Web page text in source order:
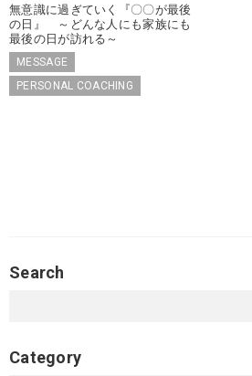
無意識に過ぎていく『〇〇が最後
の日』 ～どんな人にも家族にも
最後の日が訪れる～
MESSAGE
PERSONAL COACHING
Search
Category